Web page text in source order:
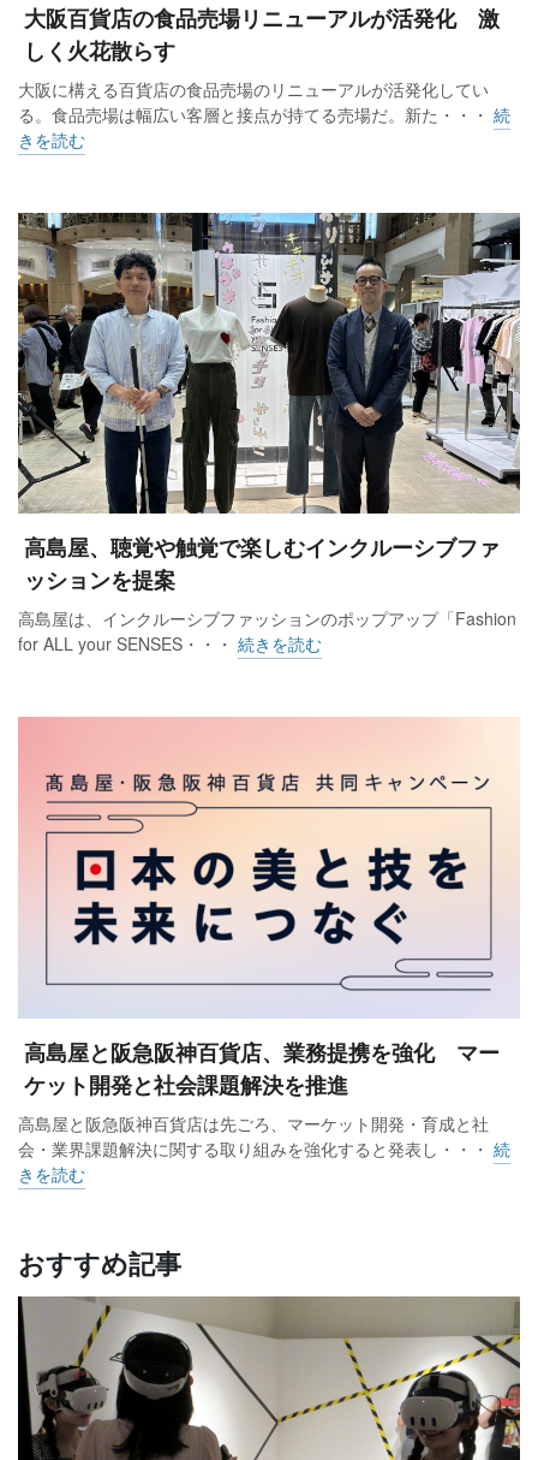
大阪百貨店の食品売場リニューアルが活発化 激
しく火花散らす
大阪に構える百貨店の食品売場のリニューアルが活発化してい
る。食品売場は幅広い客層と接点が持てる売場だ。新た・・・ 続
きを読む
高島屋、聴覚や触覚で楽しむインクルーシブファ
ッションを提案
高島屋は、インクルーシブファッションのポップアップ「Fashion
for ALL your SENSES・・・ 続きを読む
高島屋と阪急阪神百貨店、業務提携を強化 マー
ケット開発と社会課題解決を推進
高島屋と阪急阪神百貨店は先ごろ、マーケット開発・育成と社
会・業界課題解決に関する取り組みを強化すると発表し・・・ 続
きを読む
おすすめ記事